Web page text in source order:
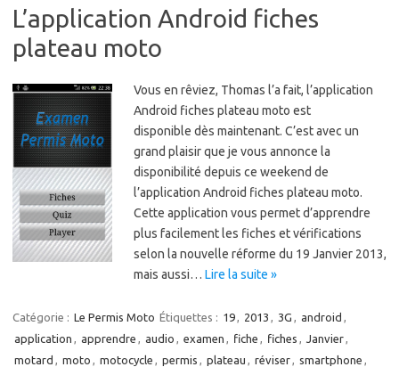
L’application Android fiches
plateau moto
Vous en rêviez, Thomas l’a fait, l’application
Android fiches plateau moto est
disponible dès maintenant. C’est avec un
grand plaisir que je vous annonce la
disponibilité depuis ce weekend de
l’application Android fiches plateau moto.
Cette application vous permet d’apprendre
plus facilement les fiches et vérifications
selon la nouvelle réforme du 19 Janvier 2013,
mais aussi… Lire la suite »
Catégorie : Le Permis Moto Étiquettes : 19, 2013 , 3G , android ,
application , apprendre , audio , examen , fiche , fiches , Janvier,
motard , moto , motocycle , permis , plateau , réviser, smartphone ,